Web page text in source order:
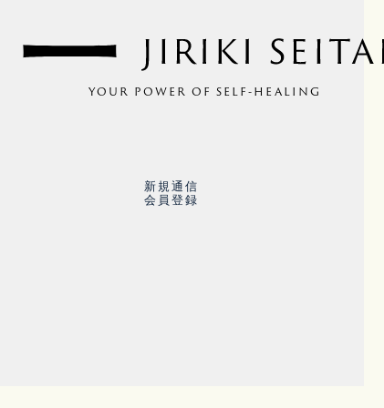
YOUR POWER OF SELF-HEALING
新規通信
会員登録